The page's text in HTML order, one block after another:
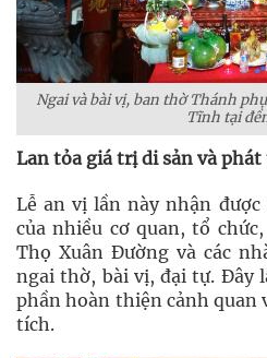
Ngai và bài vị, ban thờ Thánh
Tĩnh tại
Lan tỏa giá trị di sản và
Lễ an vị lần này nhận
của nhiều cơ quan, tổ
Thọ Xuân Đường và các
ngai thờ, bài vị, đại tự. Đây
phần hoàn thiện cảnh quan
tích.